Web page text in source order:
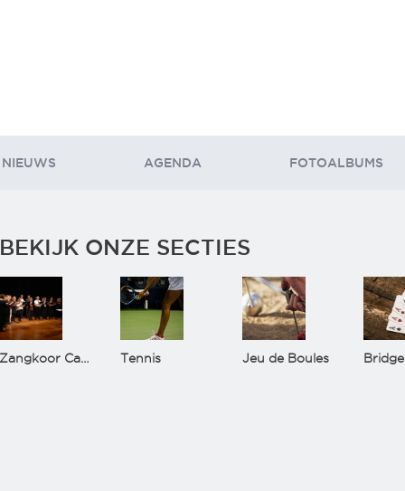
NIEUWS AGENDA FOTOALBUMS
BEKIJK ONZE SECTIES
Zangkoor CantaTu Tennis Jeu de Boules Bridge